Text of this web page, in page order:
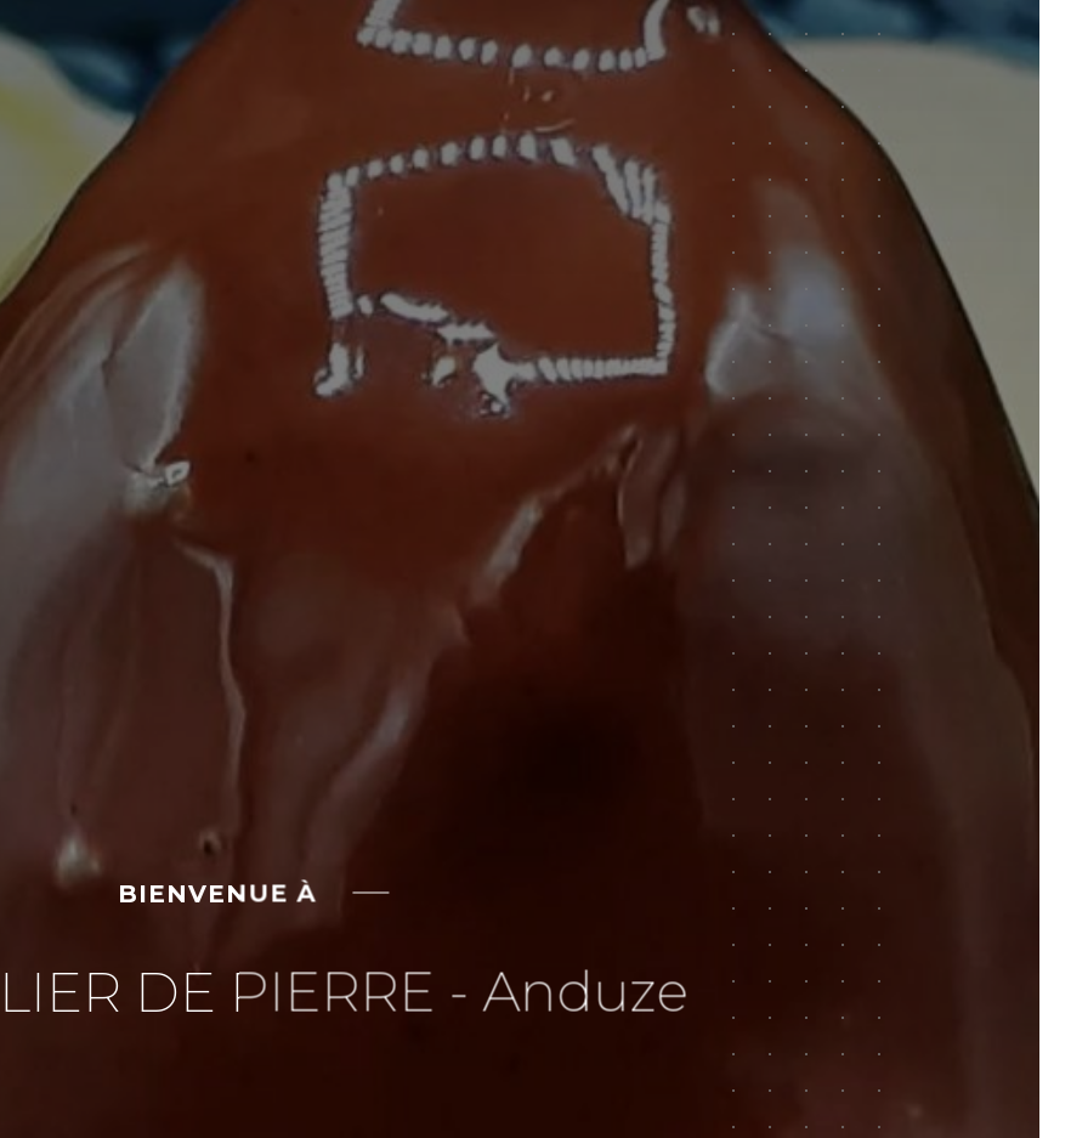
BIENVENUE À
DE PIERRE - Anduze